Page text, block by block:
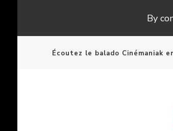
By
Écoutez le balado Cinémaniak